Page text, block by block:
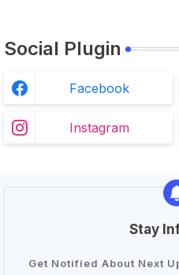
Social Plugin
Facebook
Instagram
Stay
Get Notified About Next